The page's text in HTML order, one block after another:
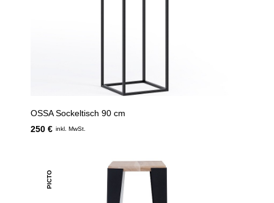
OSSA Sockeltisch 90 cm
250 € inkl. MwSt.
PICTO